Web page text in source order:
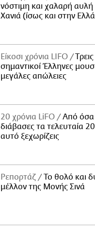
νόστιμη και χαλαρή
Χανιά (ίσως και στην
Είκοσι χρόνια LIFO
Tρεις
σημαντικοί Έλληνες
μεγάλες απώλειες
20 χρόνια LiFO
Από όσα
διάβασες τα τελευταία
αυτό ξεχωρίζεις
Ρεπορτάζ
Το θολό και
μέλλον της Μονής Σινά